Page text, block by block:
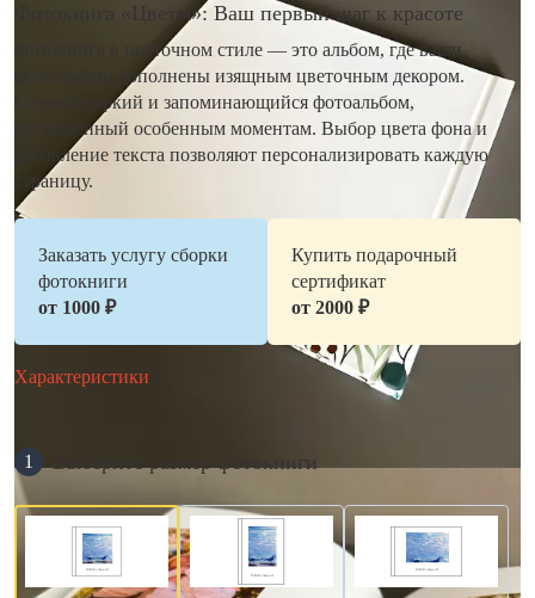
Фотокнига «Цветы»: Ваш первый шаг к красоте
Фотокнига в цветочном стиле — это альбом, где ваши
фотографии дополнены изящным цветочным декором.
Создайте яркий и запоминающийся фотоальбом,
посвященный особенным моментам. Выбор цвета фона и
добавление текста позволяют персонализировать каждую
страницу.
Заказать услугу сборки
фотокниги
от 1000 ₽
Купить подарочный
сертификат
от 2000 ₽
Характеристики
1 Выберите размер фотокниги